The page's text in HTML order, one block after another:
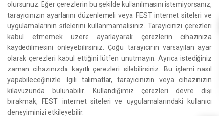
olursunuz. Eğer çerezlerin bu şekilde kullanılmasını istemiyorsanız,
tarayıcınızın ayarlarını düzenlemeli veya FEST internet siteleri ve
uygulamalarının sitelerini kullanmamalısınız. Tarayıcınızı çerezleri
kabul etmemek üzere ayarlayarak çerezlerin cihazınıza
kaydedilmesini önleyebilirsiniz. Çoğu tarayıcının varsayılan ayar
olarak çerezleri kabul ettiğini lütfen unutmayın. Ayrıca istediğiniz
zaman cihazınızda kayıtlı çerezleri silebilirsiniz. Bu işlemi nasıl
yapabileceğinizle ilgili talimatlar, tarayıcınızın veya cihazınızın
kılavuzunda bulunabilir. Kullandığımız çerezleri devre dışı
bırakmak, FEST internet siteleri ve uygulamalarındaki kullanıcı
deneyiminizi etkileyebilir.